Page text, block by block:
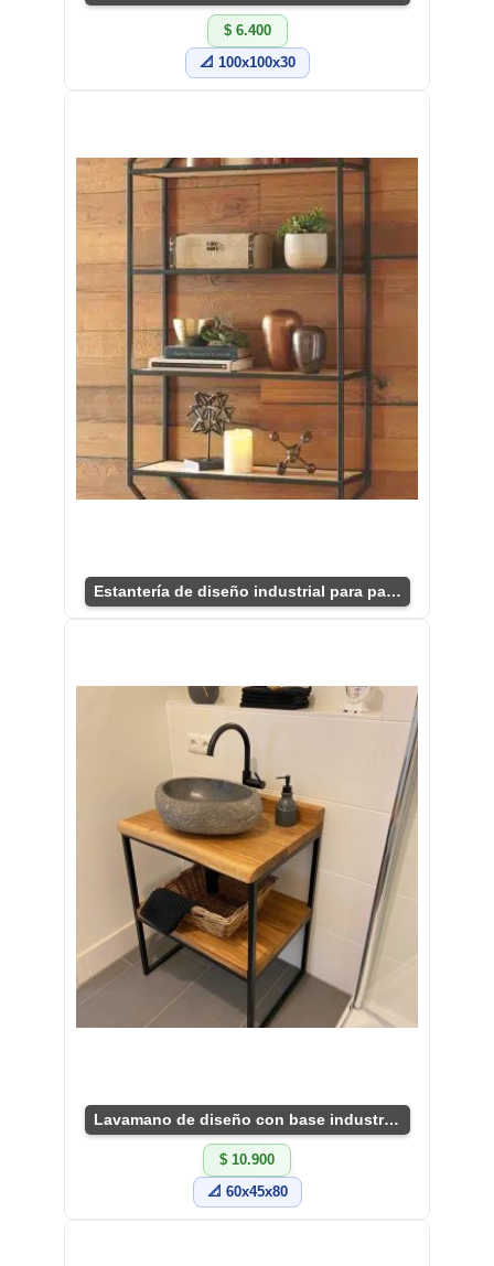
$ 6.400
📐 100x100x30
Estantería de diseño industrial para pared
Lavamano de diseño con base industrial compacta
$ 10.900
📐 60x45x80